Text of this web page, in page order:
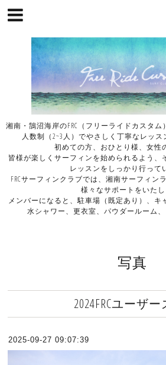
湘南・鵠沼海岸のFRC（フリーライドカスタ
人数制（2~3人）でやさしく丁寧なレッ
初めての方、おひとり様、女
皆様が楽しくサーフィンを始められるよう、
レッスンをしっかり行って
FRCサーフィンクラブでは、湘南サーフィン
様々なサポートをいたし
メンバーになると、駐車場（既定あり）、キ
水シャワー、更衣室、パウダールーム
写真
2024FRCユーザー
2025-09-27 09:07:39